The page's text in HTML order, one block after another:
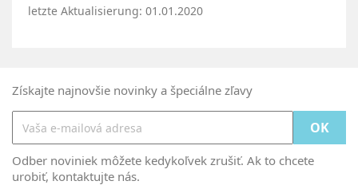
letzte Aktualisierung: 01.01.2020
Získajte najnovšie novinky a špeciálne zľavy
Odber noviniek môžete kedykoľvek zrušiť. Ak to chcete
urobiť, kontaktujte nás.